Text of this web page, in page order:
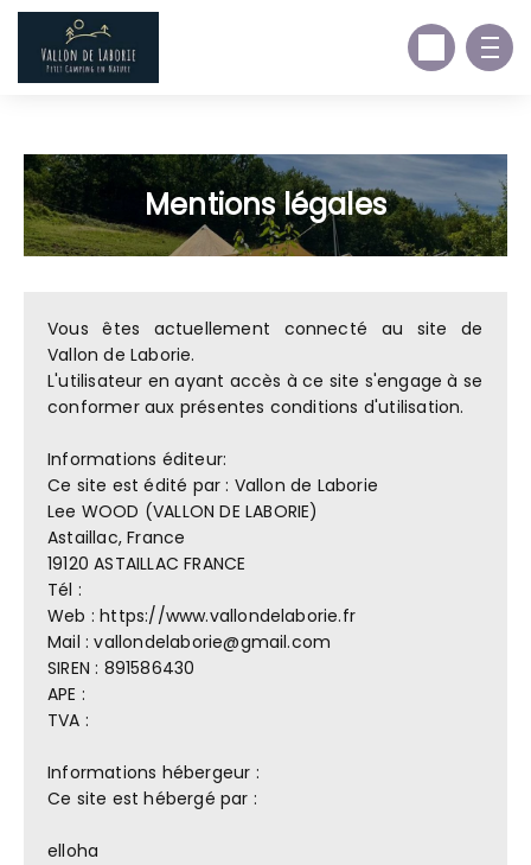
https://www.facebook.com/VallondeLaborie
Mentions légales
Vous êtes actuellement connecté au site de
Vallon de Laborie.
L'utilisateur en ayant accès à ce site s'engage à se
conformer aux présentes conditions d'utilisation.
Informations éditeur:
Ce site est édité par : Vallon de Laborie
Lee WOOD (VALLON DE LABORIE)
Astaillac, France
19120 ASTAILLAC FRANCE
Tél :
Web : https://www.vallondelaborie.fr
Mail : vallondelaborie@gmail.com
SIREN : 891586430
APE :
TVA :
Informations hébergeur :
Ce site est hébergé par :
elloha